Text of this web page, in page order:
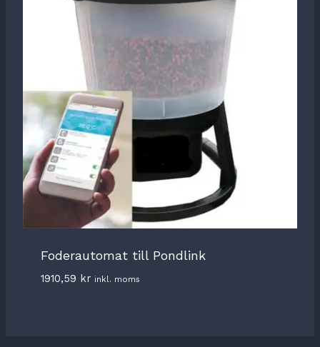
Foderautomat till Pondlink
1910,59 kr inkl. moms